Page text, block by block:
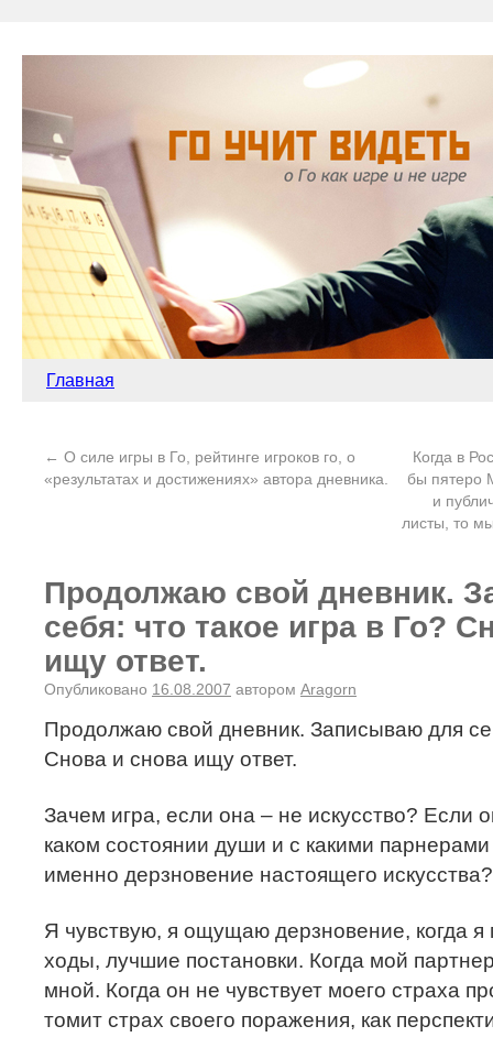
Главная
← О силе игры в Го, рейтинге игроков го, о
«результатах и достижениях» автора дневника.
Когда в
бы пятеро
и
листы, то
Продолжаю свой дневник.
себя: что такое игра в Го?
ищу ответ.
Опубликовано 16.08.2007 автором Aragorn
Продолжаю свой дневник. Записываю для
Снова и снова ищу ответ.
Зачем игра, если она – не искусство? Если
каком состоянии души и с какими
именно дерзновение настоящего искусства?
Я чувствую, я ощущаю дерзновение, когда я
ходы, лучшие постановки. Когда мой
мной. Когда он не чувствует моего страха
томит страх своего поражения, как